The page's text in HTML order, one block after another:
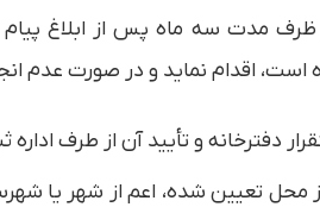
مدت سه ماه پس از ابلاغ پیام
اقدام نماید و در صورت عدم
از محل تعیین شده، اعم از